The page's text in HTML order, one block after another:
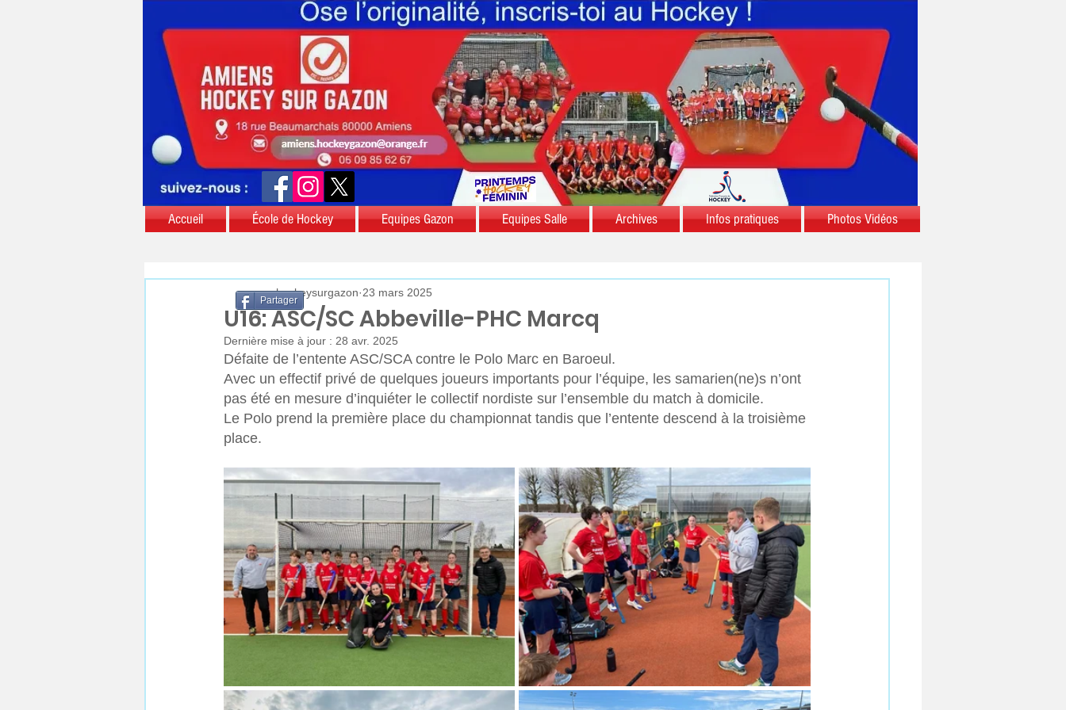
Accueil École de Hockey Equipes Gazon Equipes Salle Archives Infos pratiques Photos Vidéos
U16: ASC/SC Abbeville-PHC Marcq
aschockeysurgazon 23 mars 2025
Dernière mise à jour : 28 avr. 2025
Défaite de l’entente ASC/SCA contre le Polo Marc en Baroeul.
Avec un effectif privé de quelques joueurs importants pour l’équipe, les samarien(ne)s n’ont
pas été en mesure d’inquiéter le collectif nordiste sur l’ensemble du match à domicile.
Le Polo prend la première place du championnat tandis que l’entente descend à la troisième
place.
Partager